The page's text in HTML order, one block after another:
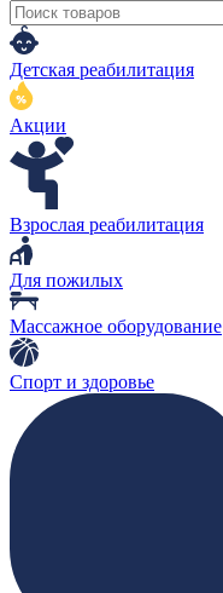
Детская реабилитация
Акции
Взрослая реабилитация
Для пожилых
Массажное оборудование
Спорт и здоровье